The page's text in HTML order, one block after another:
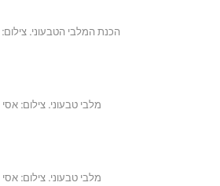
הכנת המלבי הטבעוני. צילום:
מלבי טבעוני. צילום: אסי
מלבי טבעוני. צילום: אסי